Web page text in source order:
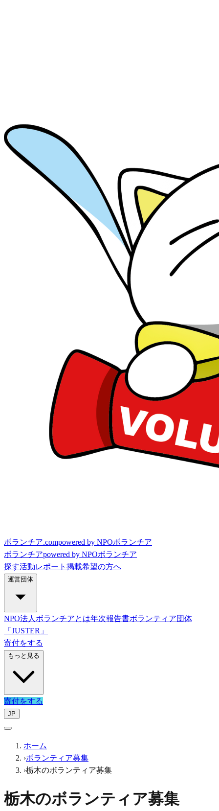
ボランチア.compowered by NPOボランチア
ボランチアpowered by NPOボランチア
探す活動レポート 掲載希望の方へ
運営団体
NPO法人ボランチアとは年次報告書ボランティア団体
「JUSTER」
寄付をする
もっと見る
寄付をする
JP
ホーム
›ボランティア募集
›栃木のボランティア募集
栃木のボランティア募集